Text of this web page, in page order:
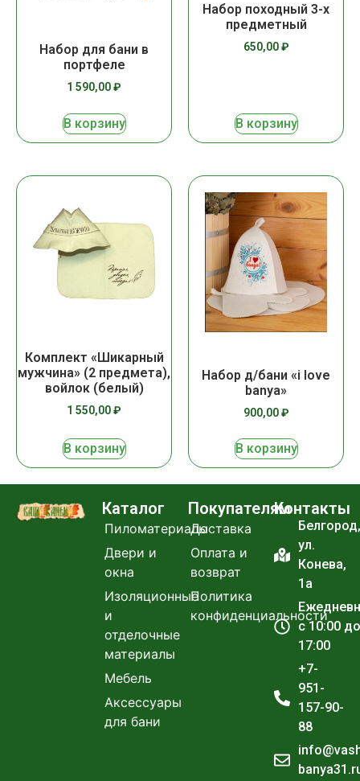
Набор для бани в
портфеле
1 590,00₽
В корзину
Набор походный 3-х
предметный
650,00₽
В корзину
Комплект «Шикарный
мужчина» (2 предмета),
войлок (белый)
1 550,00₽
В корзину
Набор д/бани «i love
banya»
900,00₽
В корзину
Каталог
Пиломатериалы
Двери и
окна
Изоляционные
и
отделочные
материалы
Мебель
Аксессуары
для бани
Покупателям
Доставка
Оплата и
возврат
Политика
конфиденциальности
Контакты
Белгород,
ул.
Конева,
1а
с 10:00 до
17:00
+7-
951-
157-90-
88